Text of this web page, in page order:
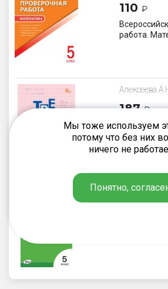
110 ₽
работа.
Алексеева
187₽
Тренажёр
подготовки
Попова Л.П.
Мы тоже используем
потому что без них
ничего не
Понятно,